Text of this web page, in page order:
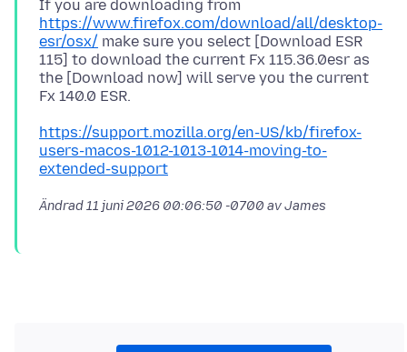
If you are downloading from
https://www.firefox.com/download/all/desktop-
esr/osx/ make sure you select [Download ESR
115] to download the current Fx 115.36.0esr as
the [Download now] will serve you the current
https://support.mozilla.org/en-US/kb/firefox-
users-macos-1012-1013-1014-moving-to-
extended-support
Ändrad11 juni 2026 00:06:50 -0700 av James